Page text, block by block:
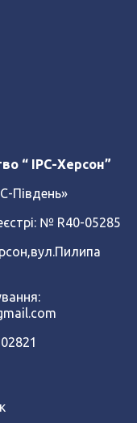
“ IPC-Херсон”
Південь»
№ R40-05285